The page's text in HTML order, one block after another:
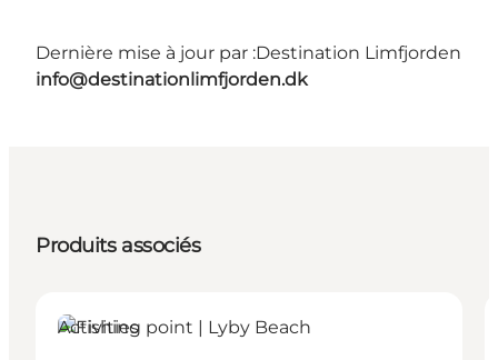
Dernière mise à jour par :Destination Limfjorden
info@destinationlimfjorden.dk
Produits associés
Activities